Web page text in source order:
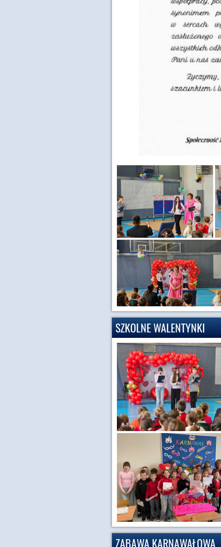
SZKOLNE WALENTYNKI
ZABAWA KARNAWAŁOWA